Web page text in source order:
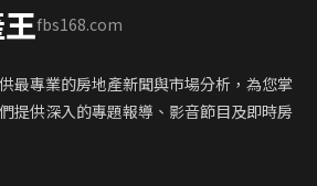
fbs168.com
最專業的房地產新聞與市場分析，為您掌
提供深入的專題報導、影音節目及即時房